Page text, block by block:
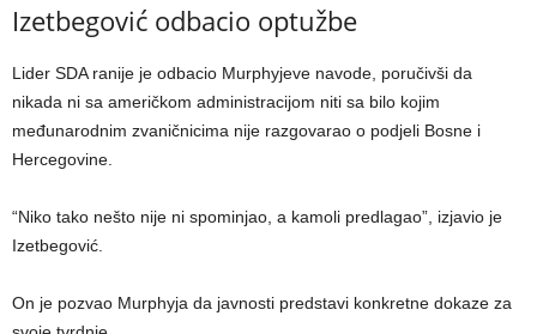
Izetbegović odbacio optužbe
Lider SDA ranije je odbacio Murphyjeve navode, poručivši da
nikada ni sa američkom administracijom niti sa bilo kojim
međunarodnim zvaničnicima nije razgovarao o podjeli Bosne i
Hercegovine.
“Niko tako nešto nije ni spominjao, a kamoli predlagao”, izjavio je
Izetbegović.
On je pozvao Murphyja da javnosti predstavi konkretne dokaze za